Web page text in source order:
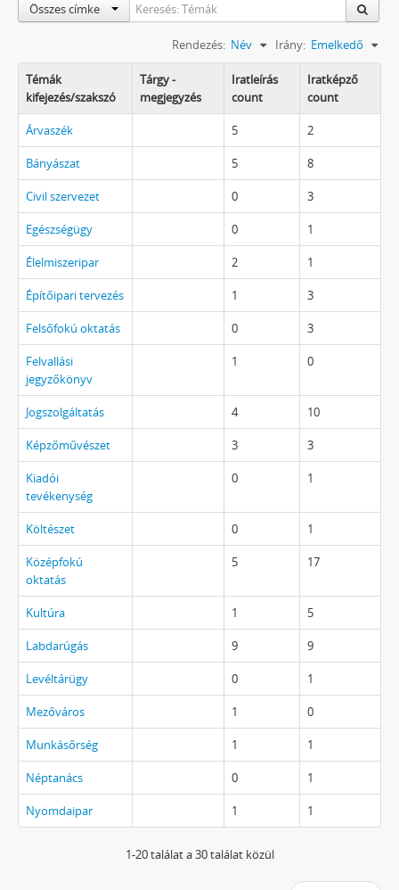
Összes címke
Rendezés: Név Irány: Emelkedő
Témák
kifejezés/szakszó
Tárgy -
megjegyzés
Iratleírás
count
Iratképző
count
Árvaszék 5 2
Bányászat 5 8
Civil szervezet 0 3
Egészségügy 0 1
Élelmiszeripar 2 1
Építőipari tervezés 1 3
Felsőfokú oktatás 0 3
Felvallási
jegyzőkönyv
1 0
Jogszolgáltatás 4 10
Képzőművészet 3 3
Kiadói
tevékenység
0 1
Költészet 0 1
Középfokú
oktatás
5 17
Kultúra 1 5
Labdarúgás 9 9
Levéltárügy 0 1
Mezőváros 1 0
Munkásőrség 1 1
Néptanács 0 1
Nyomdaipar 1 1
1-20 találat a 30 találat közül